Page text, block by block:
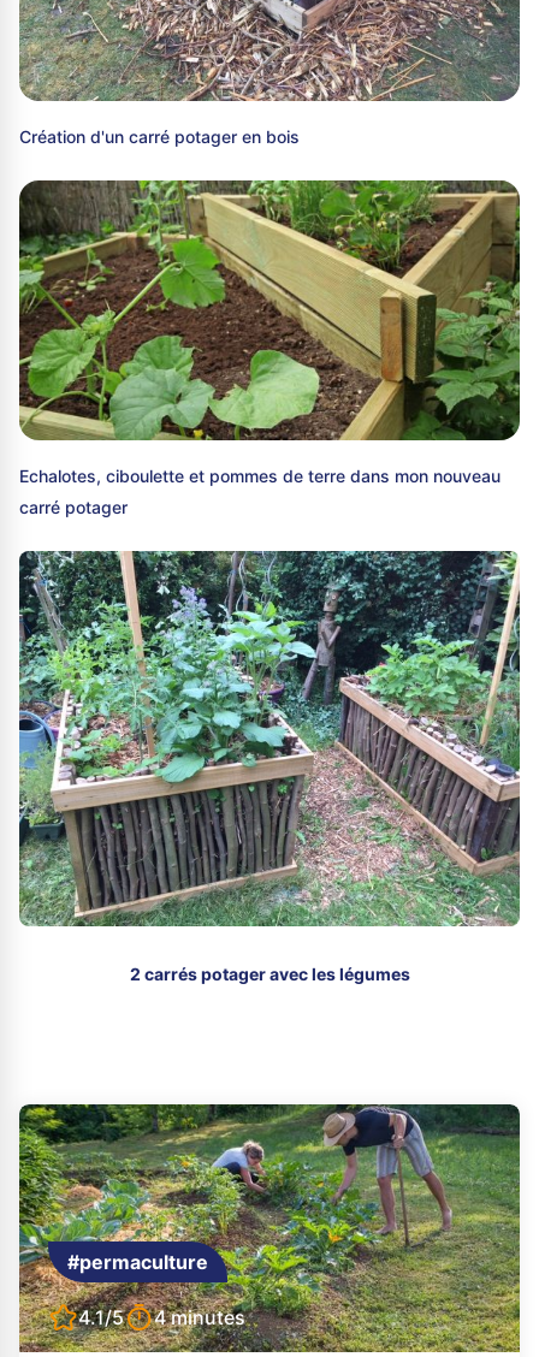
Création d'un carré potager en bois
Echalotes, ciboulette et pommes de terre dans mon nouveau
carré potager
2 carrés potager avec les légumes
#permaculture
4.1/5 4 minutes